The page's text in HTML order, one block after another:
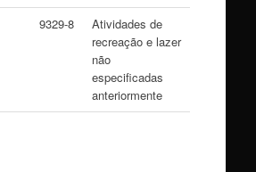
9329-8
Atividades de
recreação e lazer
não
especificadas
anteriormente